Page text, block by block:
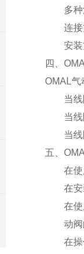
多
连
安
四、
OMAL气
当
当
当
五、
在
在
在
动
在